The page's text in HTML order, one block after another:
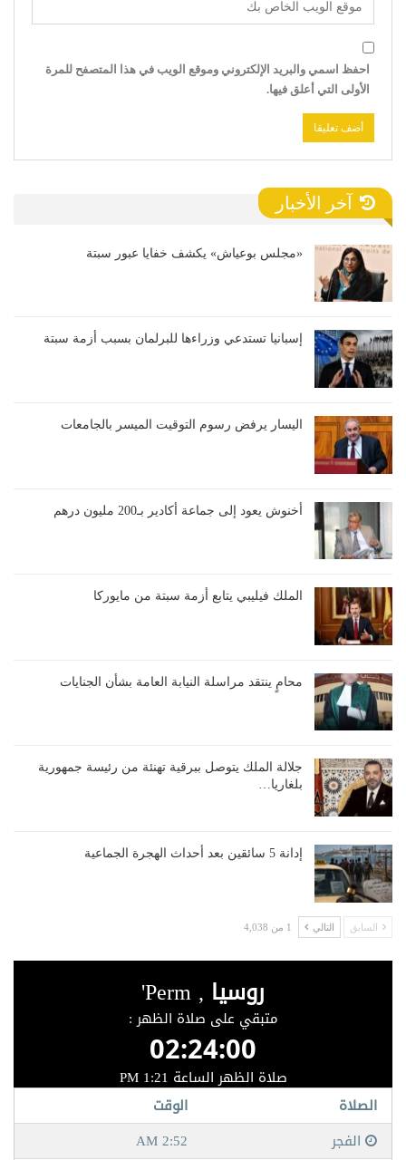
احفظ اسمي والبريد الإلكتروني وموقع الويب في هذا المتصفح للمرة
الأولى التي أعلق فيها.
آخر الأخبار
«مجلس بوعياش» يكشف خفايا عبور سبتة
إسبانيا تستدعي وزراءها للبرلمان بسبب أزمة سبتة
اليسار يرفض رسوم التوقيت الميسر بالجامعات
أخنوش يعود إلى جماعة أكادير بـ200 مليون درهم
الملك فيليبي يتابع أزمة سبتة من مايوركا
محامٍ ينتقد مراسلة النيابة العامة بشأن الجنايات
جلالة الملك يتوصل ببرقية تهنئة من رئيسة جمهورية
بلغاريا…
إدانة 5 سائقين بعد أحداث الهجرة الجماعية
السابق التالي 1 من 4,038